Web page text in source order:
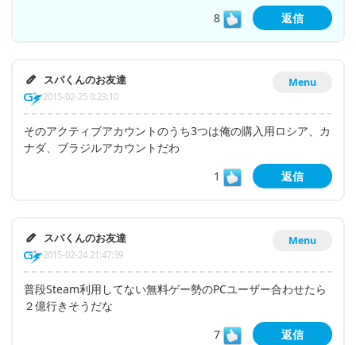
8
返信
Menu
スパくんのお友達
2015-02-25 0:23:10
そのアクティブアカウントのうち3つは俺の購入用ロシア、カ
ナダ、ブラジルアカウントだわ
1
返信
Menu
スパくんのお友達
2015-02-24 21:47:39
普段Steam利用してない無料ゲー勢のPCユーザー合わせたら
２億行きそうだな
7
返信